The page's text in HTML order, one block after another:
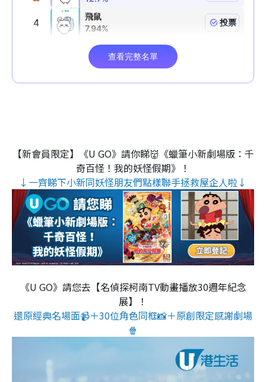
【新會員限定】《U GO》請你睇👹《蠟筆小新劇場版：千
奇百怪！我的妖怪假期》！
↓一齊睇下小新同妖怪朋友們點樣聯手拯救屋企人啦↓
《U GO》請您去【名偵探柯南TV動畫播放30週年紀念
展】！
還原經典名場面📹＋30位角色同框📸＋原創限定感謝劇場
🍿